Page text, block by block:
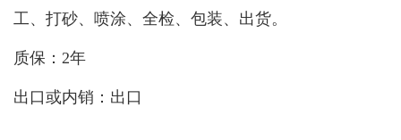
工、打砂、喷涂、全检、包装、出货。
质保：2年
出口或内销：出口